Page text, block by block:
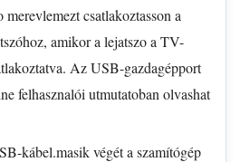
csatlakoztasson a
amikor a lejatszo a TV-
Az USB-gazdagépport
felhasznalói utmutatoban olvashat
kábel.masik végét a szamítógép